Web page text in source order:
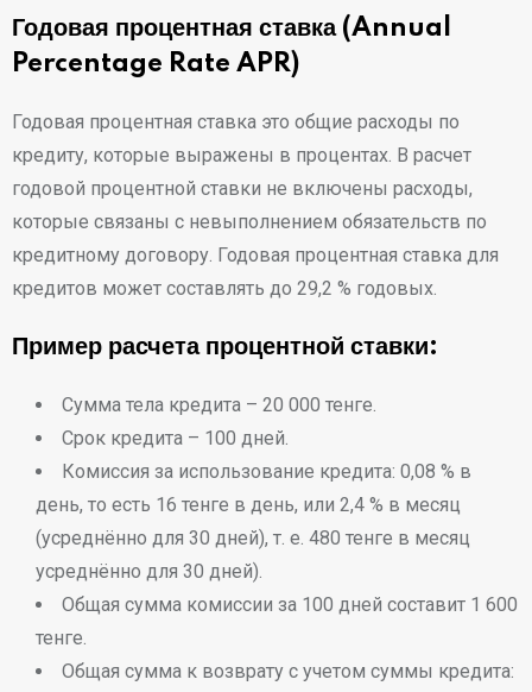
Годовая процентная ставка (Annual
Percentage Rate APR)
Годовая процентная ставка это общие расходы по
кредиту, которые выражены в процентах. В расчет
годовой процентной ставки не включены расходы,
которые связаны с невыполнением обязательств по
кредитному договору. Годовая процентная ставка для
кредитов может составлять до 29,2 % годовых.
Пример расчета процентной ставки:
Сумма тела кредита – 20 000 тенге.
Срок кредита – 100 дней.
Комиссия за использование кредита: 0,08 % в
день, то есть 16 тенге в день, или 2,4 % в месяц
(усреднённо для 30 дней), т. е. 480 тенге в месяц
усреднённо для 30 дней).
Общая сумма комиссии за 100 дней составит 1 600
тенге.
Общая сумма к возврату с учетом суммы кредита: